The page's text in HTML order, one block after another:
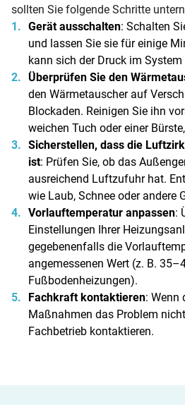
sollten Sie folgende Schritte
Gerät ausschalten: Schalten
und lassen Sie sie für einige
kann sich der Druck im
Überprüfen Sie den
den Wärmetauscher auf
Blockaden. Reinigen Sie ihn
weichen Tuch oder einer
Sicherstellen, dass die
ist: Prüfen Sie, ob das
ausreichend Luftzufuhr hat.
wie Laub, Schnee oder andere
Vorlauftemperatur anpassen:
Einstellungen Ihrer
gegebenenfalls die
angemessenen Wert (z. B.
Fußbodenheizungen).
Fachkraft kontaktieren: Wenn
Maßnahmen das Problem
Fachbetrieb kontaktieren.